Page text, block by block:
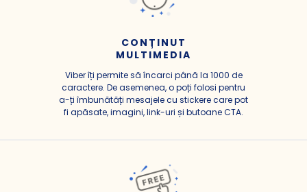
CONȚINUT
MULTIMEDIA
Viber îți permite să încarci până la 1000 de
caractere. De asemenea, o poți folosi pentru
a-ți îmbunătăți mesajele cu stickere care pot
fi apăsate, imagini, link-uri și butoane CTA.